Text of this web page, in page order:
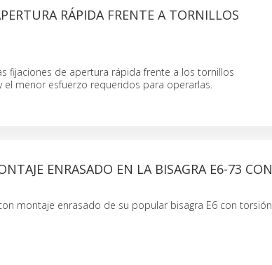
RÁPIDA FRENTE A TORNILLOS
fijaciones de apertura rápida frente a los tornillos
menor esfuerzo requeridos para operarlas.
ENRASADO EN LA BISAGRA E6-73 CON
montaje enrasado de su popular bisagra E6 con torsión